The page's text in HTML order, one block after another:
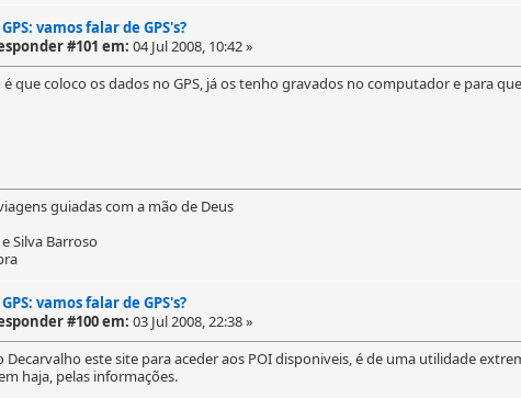
vamos falar de GPS's?
#101 em: 04 Jul 2008, 10:42 »
é que coloco os dados no GPS, já os tenho gravados no computador e para
guiadas com a mão de Deus
Silva Barroso
vamos falar de GPS's?
#100 em: 03 Jul 2008, 22:38 »
Decarvalho este site para aceder aos POI disponiveis, é de uma utilidade
haja, pelas informações.